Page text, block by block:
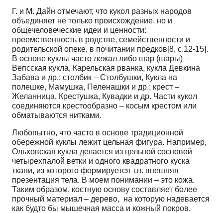
Г. и М. Дайн отмечают, что кукол разных народов
объединяет не только происхождение, но и
общечеловеческие идеи и ценности:
преемственность в родстве, семейственности и
родительской опеке, в почитании предков[8, с.12-15].
В основе куклы часто лежал либо шар (шары) –
Вепсская кукла, Карельская рванка, кукла Девкина
Забава и др.; столбик – Столбушки, Кукла на
полешке, Мамушка, Пеленашки и др.; крест –
Желанница, Крестушка, Кувадки и др. Части кукол
соединяются крестообразно – косым крестом или
обматываются нитками.
Любопытно, что часто в основе традиционной
обережной куклы лежит цельная фигура. Например,
Ольховская кукла делается из цельной сосновой
четырехпалой ветки и одного квадратного куска
ткани, из которого формируется т.н. внешняя
презентация тела. В моем понимании – это кожа.
Таким образом, костную основу составляет более
прочный материал – дерево, на которую надевается
как будто бы мышечная масса и кожный покров.